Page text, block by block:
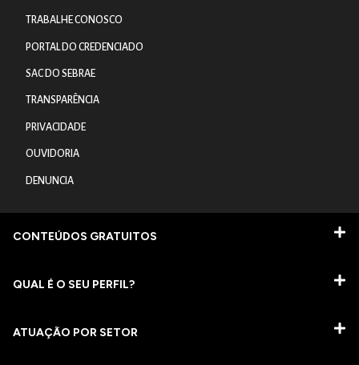
TRABALHE CONOSCO
PORTAL DO CREDENCIADO
SAC DO SEBRAE
TRANSPARÊNCIA
PRIVACIDADE
OUVIDORIA
DENUNCIA
CONTEÚDOS GRATUITOS
QUAL É O SEU PERFIL?
ATUAÇÃO POR SETOR